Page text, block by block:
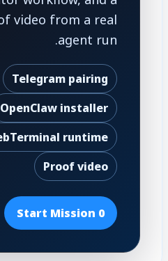
video from a real
agent run.
Telegram pairing
OpenClaw installer
runtime
Proof video
Start Mission 0